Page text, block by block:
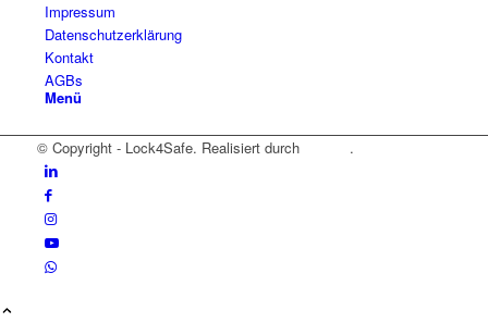
Menü
Impressum
Datenschutzerklärung
Kontakt
AGBs
© Copyright - Lock4Safe. Realisiert durch .